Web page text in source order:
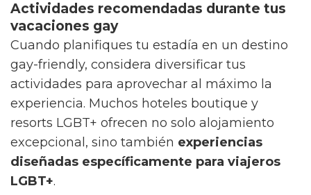
Actividades recomendadas durante tus
vacaciones gay
Cuando planifiques tu estadía en un destino
gay-friendly, considera diversificar tus
actividades para aprovechar al máximo la
experiencia. Muchos hoteles boutique y
resorts LGBT+ ofrecen no solo alojamiento
excepcional, sino también experiencias
diseñadas específicamente para viajeros
LGBT+.